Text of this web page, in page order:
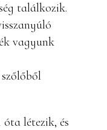
találkozik.
vagyunk
óta létezik, és